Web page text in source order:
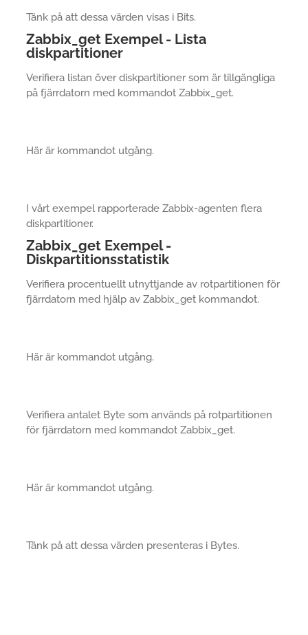
Tänk på att dessa värden visas i Bits.
Zabbix_get Exempel - Lista
diskpartitioner
Verifiera listan över diskpartitioner som är tillgängliga
på fjärrdatorn med kommandot Zabbix_get.
Här är kommandot utgång.
I vårt exempel rapporterade Zabbix-agenten flera
diskpartitioner.
Zabbix_get Exempel -
Diskpartitionsstatistik
Verifiera procentuellt utnyttjande av rotpartitionen för
fjärrdatorn med hjälp av Zabbix_get kommandot.
Här är kommandot utgång.
Verifiera antalet Byte som används på rotpartitionen
för fjärrdatorn med kommandot Zabbix_get.
Här är kommandot utgång.
Tänk på att dessa värden presenteras i Bytes.